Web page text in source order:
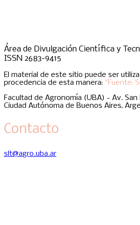
Área de Divulgación Científica y
ISSN 2683-9415
El material de este sitio puede ser
procedencia de esta manera: "Fuente:
Facultad de Agronomía (UBA) - Av. San
Ciudad Autónoma de Buenos Aires,
Contacto
slt@agro.uba.ar